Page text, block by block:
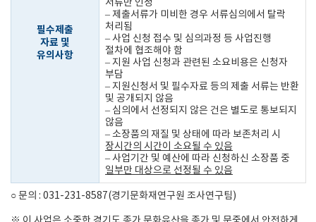
필수제출
자료 및
유의사항
서류만 인정
– 제출서류가 미비한 경우 서류심의에서 탈락
처리됨
– 사업 신청 접수 및 심의과정 등 사업진행
절차에 협조해야 함
– 지원 사업 신청과 관련된 소요비용은 신청자
부담
– 지원신청서 및 필수자료 등의 제출 서류는 반환
및 공개되지 않음
– 심의에서 선정되지 않은 건은 별도로 통보되지
않음
– 소장품의 재질 및 상태에 따라 보존처리 시
장시간의 시간이 소요될 수 있음
– 사업기간 및 예산에 따라 신청하신 소장품 중
일부만 대상으로 선정될 수 있음
○ 문의 : 031-231-8587(경기문화재연구원 조사연구팀)